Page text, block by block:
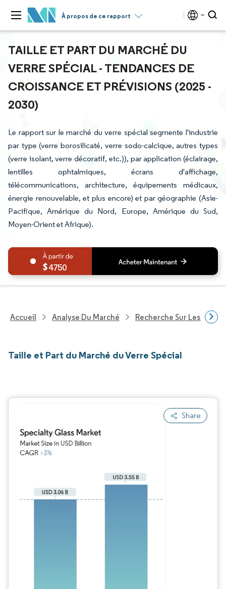
À propos de ce rapport
TAILLE ET PART DU MARCHÉ DU
VERRE SPÉCIAL - TENDANCES DE
CROISSANCE ET PRÉVISIONS (2025 -
2030)
Le rapport sur le marché du verre spécial segmente l'industrie
par type (verre borosilicaté, verre sodo-calcique, autres types
(verre isolant, verre décoratif, etc.)), par application (éclairage,
lentilles ophtalmiques, écrans d'affichage,
télécommunications, architecture, équipements médicaux,
énergie renouvelable, et plus encore) et par géographie (Asie-
Pacifique, Amérique du Nord, Europe, Amérique du Sud,
Moyen-Orient et Afrique).
4750
Accueil Analyse Du Marché Recherche Sur Les
Taille et Part du Marché du Verre Spécial
Share